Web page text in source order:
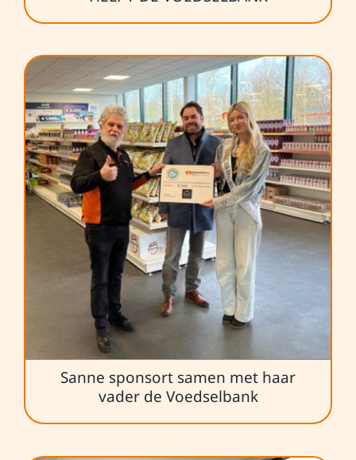
Sanne sponsort samen met haar
vader de Voedselbank